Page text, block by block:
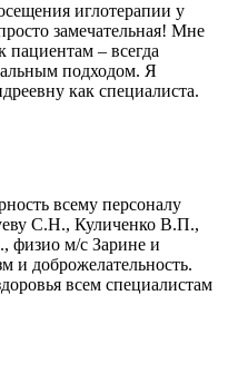
иглотерапии у
замечательная! Мне
пациентам – всегда
подходом. Я
как специалиста.
всему персоналу
С.Н., Куличенко В.П.,
м/с Зарине и
и доброжелательность.
всем специалистам